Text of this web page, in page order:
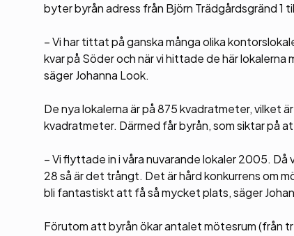
byter byrån adress från Björn Trädgårdsgränd 1
– Vi har tittat på ganska många olika
kvar på Söder och när vi hittade de här
säger Johanna Look.
De nya lokalerna är på 875 kvadratmeter, vilket
kvadratmeter. Därmed får byrån, som siktar på
– Vi flyttade in i våra nuvarande lokaler 2005.
28 så är det trångt. Det är hård konkurrens om
bli fantastiskt att få så mycket plats, säger
Förutom att byrån ökar antalet mötesrum (från